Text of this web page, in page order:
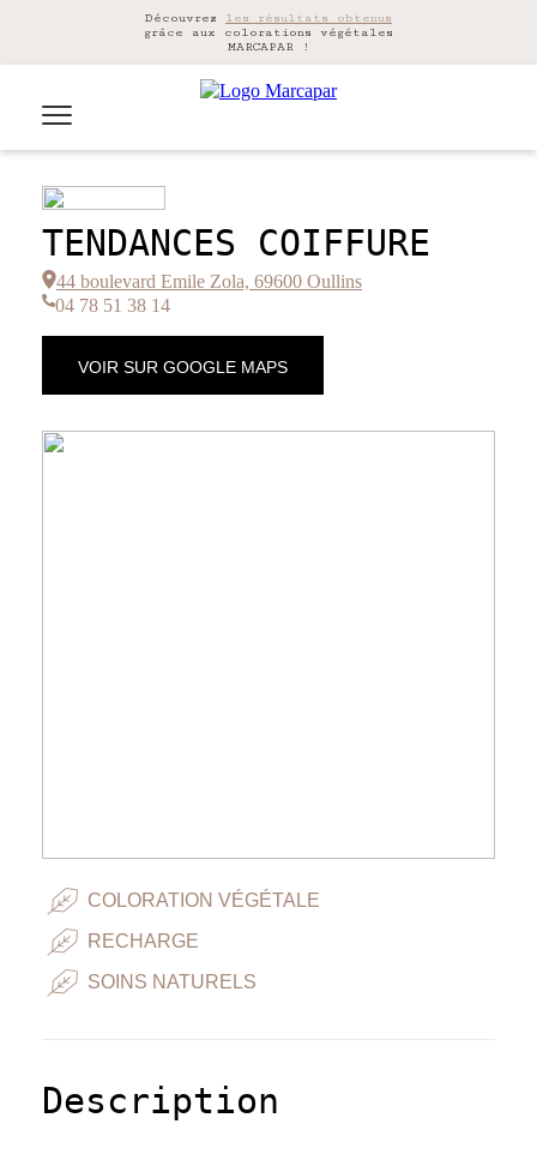
Découvrez les résultats obtenus
grâce aux colorations végétales
MARCAPAR !
TENDANCES COIFFURE
44 boulevard Emile Zola, 69600 Oullins
04 78 51 38 14
VOIR SUR GOOGLE MAPS
COLORATION VÉGÉTALE
RECHARGE
SOINS NATURELS
Description